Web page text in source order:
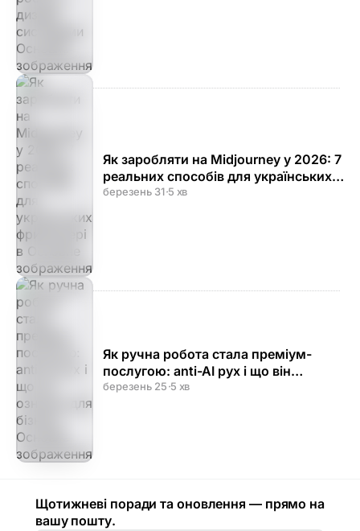
Як заробляти на Midjourney у 2026: 7
реальних способів для українських
фрилансерів
березень 31·5 хв
Як ручна робота стала преміум-
послугою: anti-AI рух і що він
означає для бізнесу
березень 25·5 хв
Щотижневі поради та оновлення — прямо на
вашу пошту.